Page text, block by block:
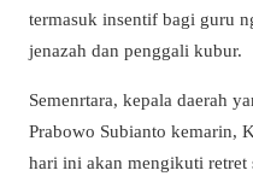
termasuk insentif bagi guru
jenazah dan penggali kubur.
Semenrtara, kepala daerah
Prabowo Subianto kemarin,
hari ini akan mengikuti retret